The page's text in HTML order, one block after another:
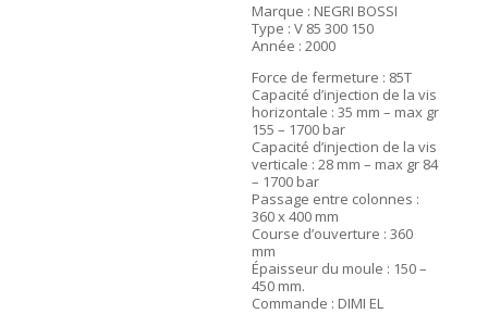
Marque : NEGRI BOSSI
Type : V 85 300 150
Année : 2000
Force de fermeture : 85T
Capacité d’injection de la vis
horizontale : 35 mm – max gr
155 – 1700 bar
Capacité d’injection de la vis
verticale : 28 mm – max gr 84
– 1700 bar
Passage entre colonnes :
360 x 400 mm
Course d’ouverture : 360
mm
Épaisseur du moule : 150 –
450 mm.
Commande : DIMI EL